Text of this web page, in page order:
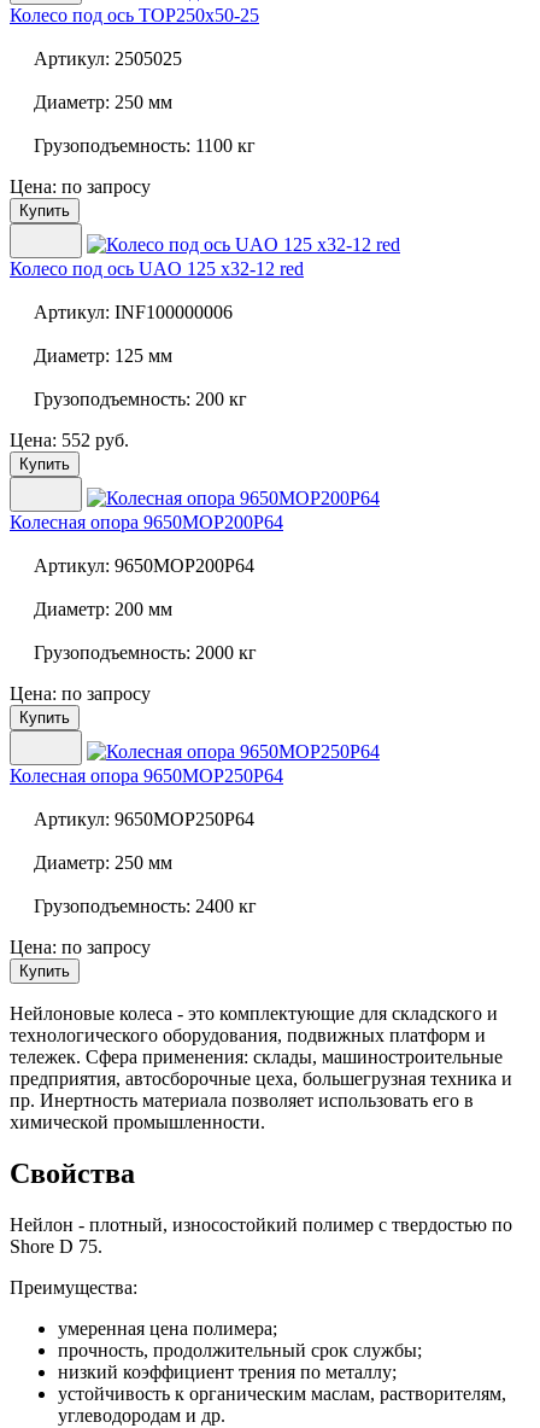
Колесо под ось TOP250x50-25
Артикул: 2505025
Диаметр: 250 мм
Грузоподъемность: 1100 кг
Цена: по запросу
Купить
Колесо под ось UAO 125 x32-12 red
Артикул: INF100000006
Диаметр: 125 мм
Грузоподъемность: 200 кг
Цена: 552 руб.
Купить
Колесная опора 9650MOP200P64
Артикул: 9650MOP200P64
Диаметр: 200 мм
Грузоподъемность: 2000 кг
Цена: по запросу
Купить
Колесная опора 9650MOP250P64
Артикул: 9650MOP250P64
Диаметр: 250 мм
Грузоподъемность: 2400 кг
Цена: по запросу
Купить
Нейлоновые колеса - это комплектующие для складского и
технологического оборудования, подвижных платформ и
тележек. Сфера применения: склады, машиностроительные
предприятия, автосборочные цеха, большегрузная техника и
пр. Инертность материала позволяет использовать его в
химической промышленности.
Свойства
Нейлон - плотный, износостойкий полимер с твердостью по
Shore D 75.
Преимущества:
умеренная цена полимера;
прочность, продолжительный срок службы;
низкий коэффициент трения по металлу;
устойчивость к органическим маслам, растворителям,
углеводородам и др.